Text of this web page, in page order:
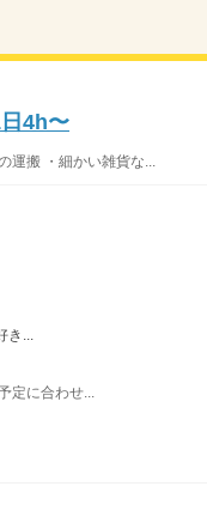
4h〜
運搬 ・細かい雑貨な...
き...
定に合わせ...